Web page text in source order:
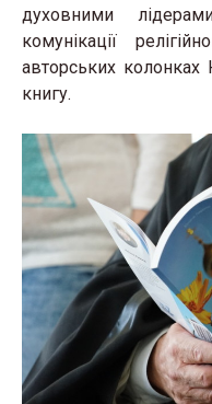
духовними
комунікації
авторських
книгу.